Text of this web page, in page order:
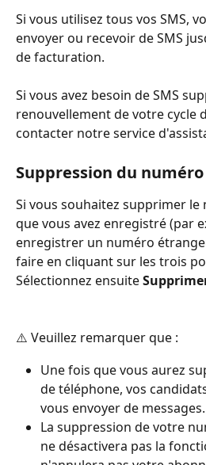
Si vous utilisez tous vos SMS,
envoyer ou recevoir de SMS
de facturation.
Si vous avez besoin de SMS
renouvellement de votre cycle
contacter notre service
Suppression du
Si vous souhaitez supprimer
que vous avez enregistré (par
enregistrer un numéro
faire en cliquant sur les trois
Sélectionnez ensuite
⚠️ Veuillez remarquer que :
Une fois que vous aurez
de téléphone, vos
vous envoyer de messages.
La suppression de votre
ne désactivera pas la